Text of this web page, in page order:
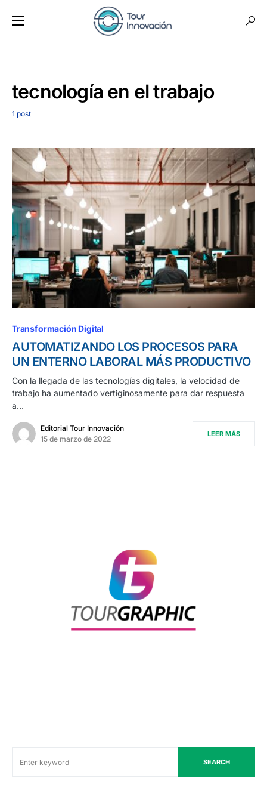
tecnología en el trabajo
1 post
Transformación Digital
AUTOMATIZANDO LOS PROCESOS PARA
UN ENTERNO LABORAL MÁS PRODUCTIVO
Con la llegada de las tecnologías digitales, la velocidad de
trabajo ha aumentado vertiginosamente para dar respuesta
a…
Editorial Tour Innovación
15 de marzo de 2022
LEER MÁS
SEARCH